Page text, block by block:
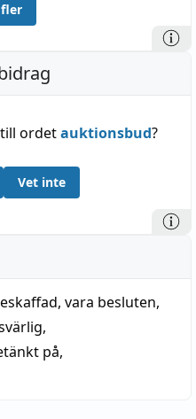
fler
till ordetauktionsbud?
Vet inte
, vara besluten,
,
på,